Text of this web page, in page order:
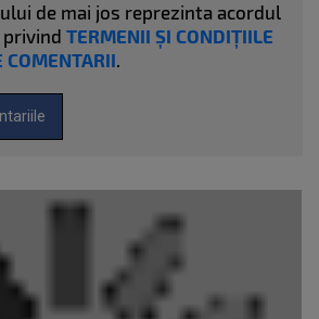
de mai jos reprezinta acordul
TERMENII ȘI CONDIȚIILE
COMENTARII.